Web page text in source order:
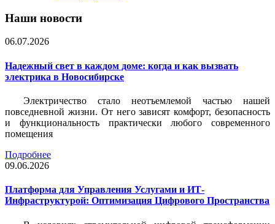
Наши новости
06.07.2026
Надежный свет в каждом доме: когда и как вызвать
электрика в Новосибирске
Электричество стало неотъемлемой частью нашей
повседневной жизни. От него зависят комфорт, безопасность
и функциональность практически любого современного
помещения
Подробнее
09.06.2026
Платформа для Управления Услугами и ИТ-
Инфраструктурой: Оптимизация Цифрового Пространства